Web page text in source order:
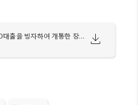
250730대출을 빙자하여 개통한 장물 휴대폰 유통.hwp